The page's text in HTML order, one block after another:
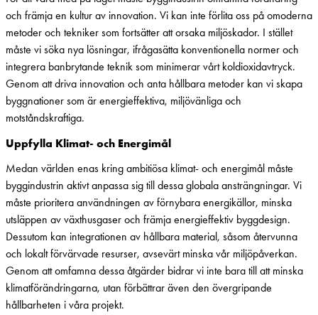
och främja en kultur av innovation. Vi kan inte förlita oss på omoderna
metoder och tekniker som fortsätter att orsaka miljöskador. I stället
måste vi söka nya lösningar, ifrågasätta konventionella normer och
integrera banbrytande teknik som minimerar vårt koldioxidavtryck.
Genom att driva innovation och anta hållbara metoder kan vi skapa
byggnationer som är energieffektiva, miljövänliga och
motståndskraftiga.
Uppfylla Klimat- och Energimål
Medan världen enas kring ambitiösa klimat- och energimål måste
byggindustrin aktivt anpassa sig till dessa globala ansträngningar. Vi
måste prioritera användningen av förnybara energikällor, minska
utsläppen av växthusgaser och främja energieffektiv byggdesign.
Dessutom kan integrationen av hållbara material, såsom återvunna
och lokalt förvärvade resurser, avsevärt minska vår miljöpåverkan.
Genom att omfamna dessa åtgärder bidrar vi inte bara till att minska
klimatförändringarna, utan förbättrar även den övergripande
hållbarheten i våra projekt.